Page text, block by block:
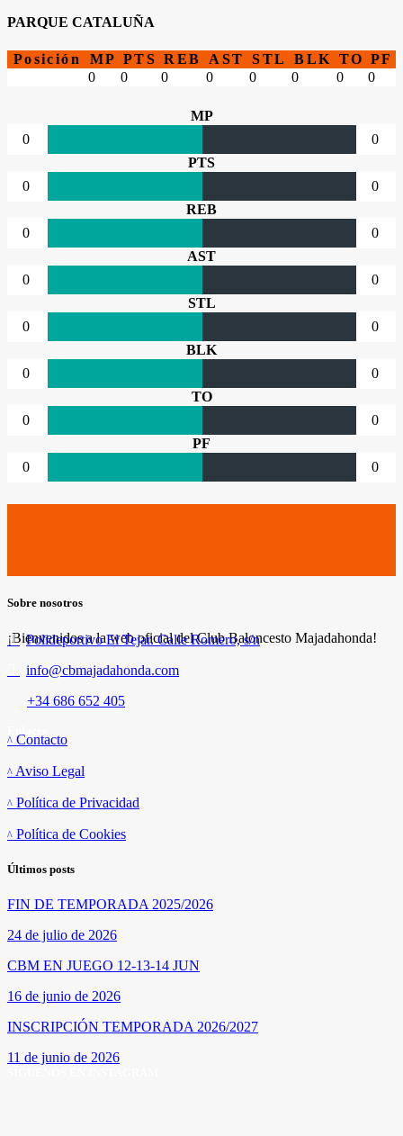
PARQUE CATALUÑA
Posición MP PTS REB AST STL BLK TO PF
0
0 0 0 0 0 0 0
MP
0
0
PTS
0
0
REB
0
0
AST
0
0
STL
0
0
BLK
0
0
TO
0
0
PF
0
0
Sobre nosotros
¡Bienvenidos a la web oficial del Club Baloncesto Majadahonda!
Polideportivo El Tejar. Calle Romero, s/n
info@cbmajadahonda.com
+34 686 652 405
Contacto
Aviso Legal
Política de Privacidad
Política de Cookies
Últimos posts
FIN DE TEMPORADA 2025/2026
24 de julio de 2026
CBM EN JUEGO 12-13-14 JUN
16 de junio de 2026
INSCRIPCIÓN TEMPORADA 2026/2027
11 de junio de 2026